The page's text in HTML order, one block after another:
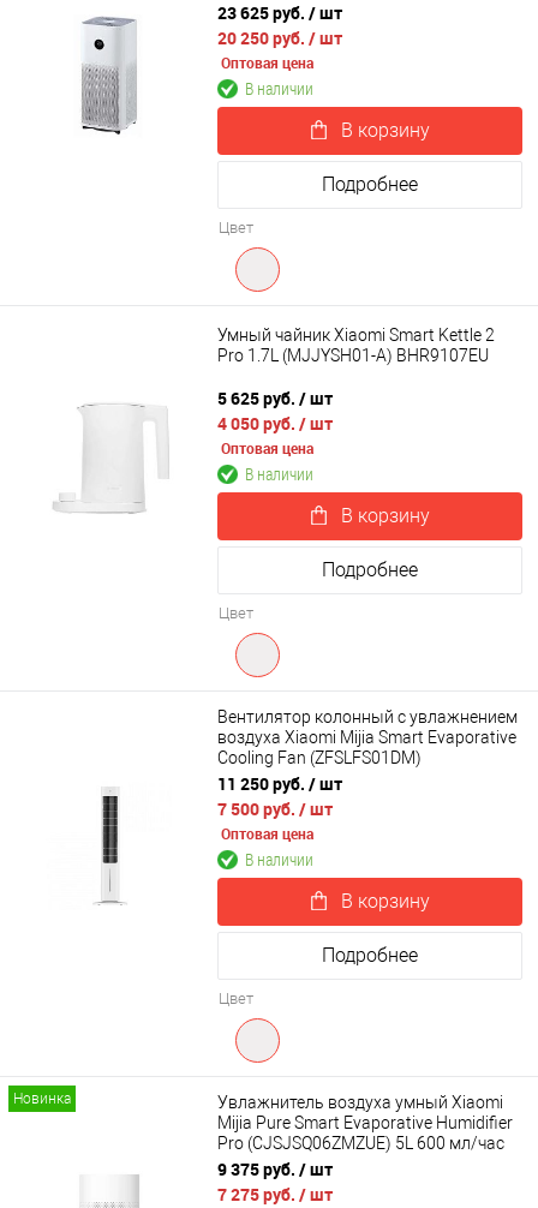
23 625 руб. / шт
20 250 руб. / шт
Оптовая цена
В наличии
В корзину
Подробнее
Цвет
Умный чайник Xiaomi Smart Kettle 2
Pro 1.7L (MJJYSH01-A) BHR9107EU
5 625 руб. / шт
4 050 руб. / шт
Оптовая цена
В наличии
В корзину
Подробнее
Цвет
Вентилятор колонный с увлажнением
воздуха Xiaomi Mijia Smart Evaporative
Cooling Fan (ZFSLFS01DM)
11 250 руб. / шт
7 500 руб. / шт
Оптовая цена
В наличии
В корзину
Подробнее
Цвет
Новинка
Увлажнитель воздуха умный Xiaomi
Mijia Pure Smart Evaporative Humidifier
Pro (CJSJSQ06ZMZUE) 5L 600 мл/час
9 375 руб. / шт
7 275 руб. / шт